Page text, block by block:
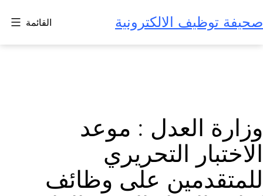
إلى
المحتوى
صحيفة توظيف الالكترونية القائمة
وزارة العدل : موعد
الاختبار التحريري
للمتقدمين على وظائف